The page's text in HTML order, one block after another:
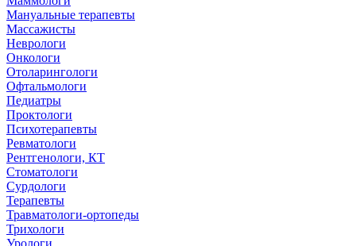
Мануальные терапевты
Массажисты
Неврологи
Онкологи
Отоларингологи
Офтальмологи
Педиатры
Проктологи
Психотерапевты
Ревматологи
Рентгенологи, КТ
Стоматологи
Сурдологи
Терапевты
Травматологи-ортопеды
Трихологи
Урологи